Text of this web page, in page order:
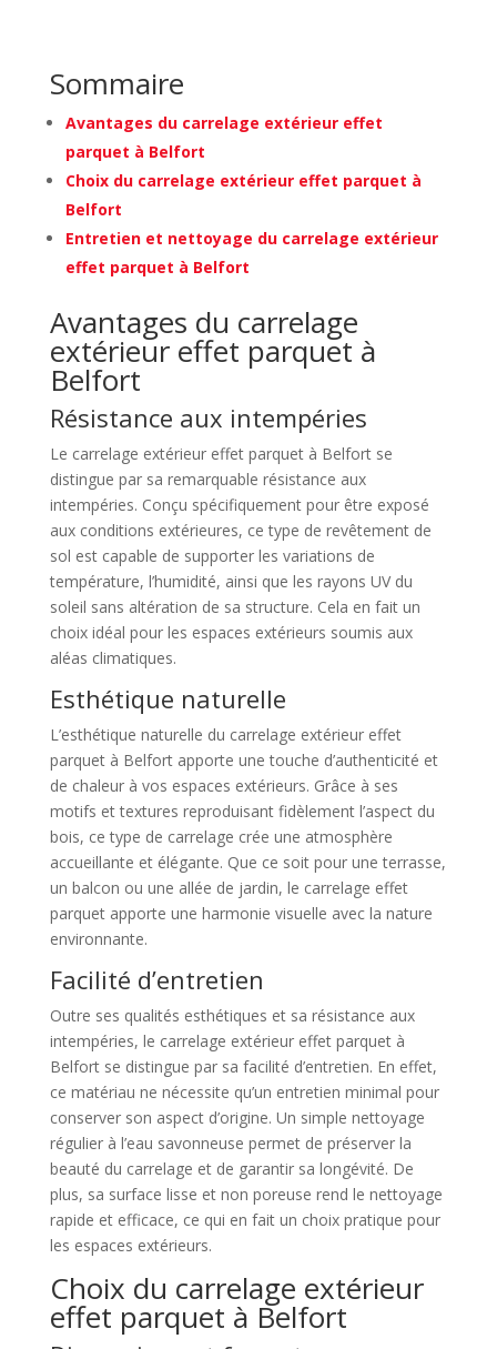
Sommaire
Avantages du carrelage extérieur effet
parquet à Belfort
Choix du carrelage extérieur effet parquet à
Belfort
Entretien et nettoyage du carrelage extérieur
effet parquet à Belfort
Avantages du carrelage
extérieur effet parquet à
Belfort
Résistance aux intempéries
Le carrelage extérieur effet parquet à Belfort se
distingue par sa remarquable résistance aux
intempéries. Conçu spécifiquement pour être exposé
aux conditions extérieures, ce type de revêtement de
sol est capable de supporter les variations de
température, l’humidité, ainsi que les rayons UV du
soleil sans altération de sa structure. Cela en fait un
choix idéal pour les espaces extérieurs soumis aux
aléas climatiques.
Esthétique naturelle
L’esthétique naturelle du carrelage extérieur effet
parquet à Belfort apporte une touche d’authenticité et
de chaleur à vos espaces extérieurs. Grâce à ses
motifs et textures reproduisant fidèlement l’aspect du
bois, ce type de carrelage crée une atmosphère
accueillante et élégante. Que ce soit pour une terrasse,
un balcon ou une allée de jardin, le carrelage effet
parquet apporte une harmonie visuelle avec la nature
environnante.
Facilité d’entretien
Outre ses qualités esthétiques et sa résistance aux
intempéries, le carrelage extérieur effet parquet à
Belfort se distingue par sa facilité d’entretien. En effet,
ce matériau ne nécessite qu’un entretien minimal pour
conserver son aspect d’origine. Un simple nettoyage
régulier à l’eau savonneuse permet de préserver la
beauté du carrelage et de garantir sa longévité. De
plus, sa surface lisse et non poreuse rend le nettoyage
rapide et efficace, ce qui en fait un choix pratique pour
les espaces extérieurs.
Choix du carrelage extérieur
effet parquet à Belfort